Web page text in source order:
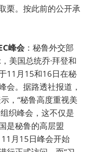
栗。按此前的公开承
峰会 ：秘鲁外交部
美国总统乔·拜登和
11月15和16日在秘
会。据路透社报道，
，“秘鲁高度重视美
织峰会，这不仅是
是秘鲁的高层盟
月15日峰会开始